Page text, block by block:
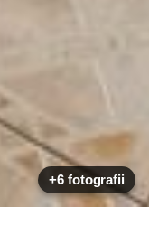
+6 fotografii